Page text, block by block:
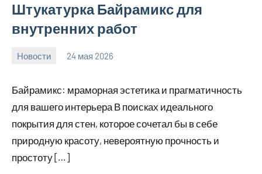
Штукатурка Байрамикс для
внутренних работ
Новости 24 мая 2026
Байрамикс: мраморная эстетика и прагматичность
для вашего интерьера В поисках идеального
покрытия для стен, которое сочетал бы в себе
природную красоту, невероятную прочность и
простоту […]